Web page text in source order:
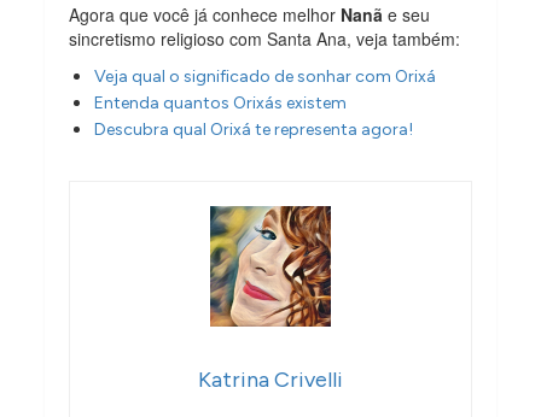
Agora que você já conhece melhor Nanã e seu
sincretismo religioso com Santa Ana, veja também:
Veja qual o significado de sonhar com Orixá
Entenda quantos Orixás existem
Descubra qual Orixá te representa agora!
Katrina Crivelli